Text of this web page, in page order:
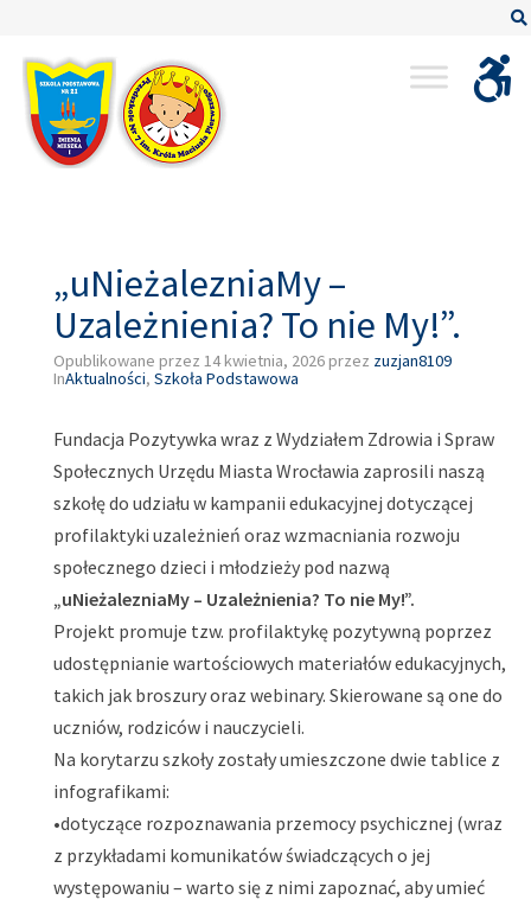
Uzależnienia?
„uNieżalezniaMy –
Uzależnienia? To nie My!”.
Opublikowane przez 14 kwietnia, 2026 przez zuzjan8109
InAktualności, Szkoła Podstawowa
Fundacja Pozytywka wraz z Wydziałem Zdrowia i Spraw
Społecznych Urzędu Miasta Wrocławia zaprosili naszą
szkołę do udziału w kampanii edukacyjnej dotyczącej
profilaktyki uzależnień oraz wzmacniania rozwoju
społecznego dzieci i młodzieży pod nazwą
„uNieżalezniaMy – Uzależnienia? To nie My!”.
Projekt promuje tzw. profilaktykę pozytywną poprzez
udostępnianie wartościowych materiałów edukacyjnych,
takich jak broszury oraz webinary. Skierowane są one do
uczniów, rodziców i nauczycieli.
Na korytarzu szkoły zostały umieszczone dwie tablice z
infografikami:
•dotyczące rozpoznawania przemocy psychicznej (wraz
z przykładami komunikatów świadczących o jej
występowaniu – warto się z nimi zapoznać, aby umieć